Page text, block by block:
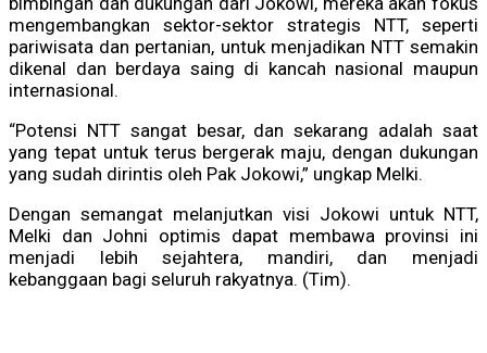
mengembangkan sektor-sektor strategis NTT, seperti
pariwisata dan pertanian, untuk menjadikan NTT semakin
dikenal dan berdaya saing di kancah nasional maupun
internasional.
“Potensi NTT sangat besar, dan sekarang adalah saat
yang tepat untuk terus bergerak maju, dengan dukungan
yang sudah dirintis oleh Pak Jokowi,” ungkap Melki.
Dengan semangat melanjutkan visi Jokowi untuk NTT,
Melki dan Johni optimis dapat membawa provinsi ini
menjadi lebih sejahtera, mandiri, dan menjadi
kebanggaan bagi seluruh rakyatnya. (Tim).